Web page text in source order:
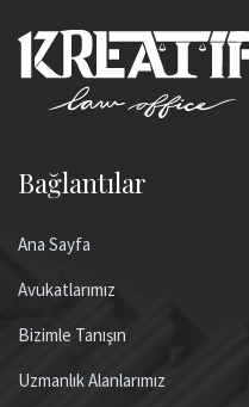
Bağlantılar
Ana Sayfa
Avukatlarımız
Bizimle Tanışın
Uzmanlık Alanlarımız